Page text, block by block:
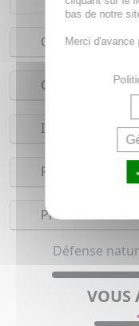
Conseils
Composition
Indications
Réserves
Précautions
Défense
VOUS
bas de notre
Merci d'avance